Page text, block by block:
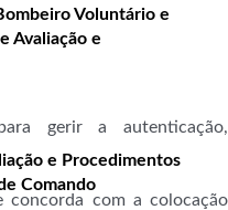
Voluntário e
Avaliação e
e Procedimentos
Comando
gerir a autenticação,
com a colocação